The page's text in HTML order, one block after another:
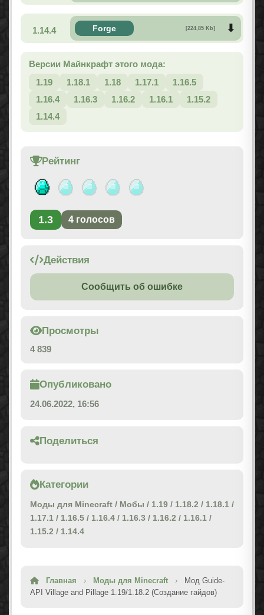
1.14.4 Forge [224,85 Kb]
Версии Майнкрафт этого мода:
1.19
1.18.1 1.18 1.17.1
1.16.5
1.16.4
1.16.3 1.16.2 1.16.1
1.15.2
1.14.4
Рейтинг
1.3 4 голосов
Действия
Сообщить об ошибке
Просмотры
4 839
Опубликовано
24.06.2022, 16:56
Поделиться
Категории
Моды для Minecraft / Мобы / 1.19 / 1.18.2 / 1.18.1 /
1.17.1 / 1.16.5 / 1.16.4 / 1.16.3 / 1.16.2 / 1.16.1 /
1.15.2 / 1.14.4
Главная › Моды для Minecraft ›
Мод Guide-
API Village and Pillage 1.19/1.18.2 (Создание гайдов)